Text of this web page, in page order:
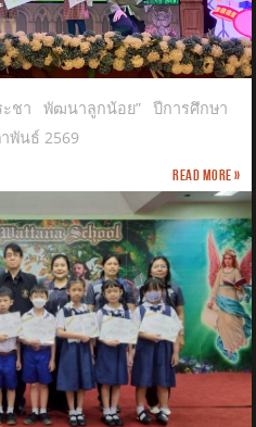
ะชา พัฒนาลูกน้อย” ปีการศึกษา
พันธ์ 2569
Read more »